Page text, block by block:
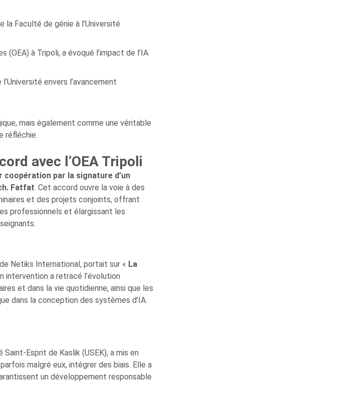
la Faculté de génie à l’Université
à Tripoli, a évoqué l’impact de l’IA
envers l’avancement
mais également comme une véritable
réfléchie.
avec l’OEA Tripoli
coopération par la signature d’un
Fatfat. Cet accord ouvre la voie à des
et des projets conjoints, offrant
professionnels et élargissant les
Netiks International, portait sur « La
intervention a retracé l’évolution
et dans la vie quotidienne, ainsi que les
dans la conception des systèmes d’IA.
Esprit de Kaslik (USEK), a mis en
malgré eux, intégrer des biais. Elle a
un développement responsable